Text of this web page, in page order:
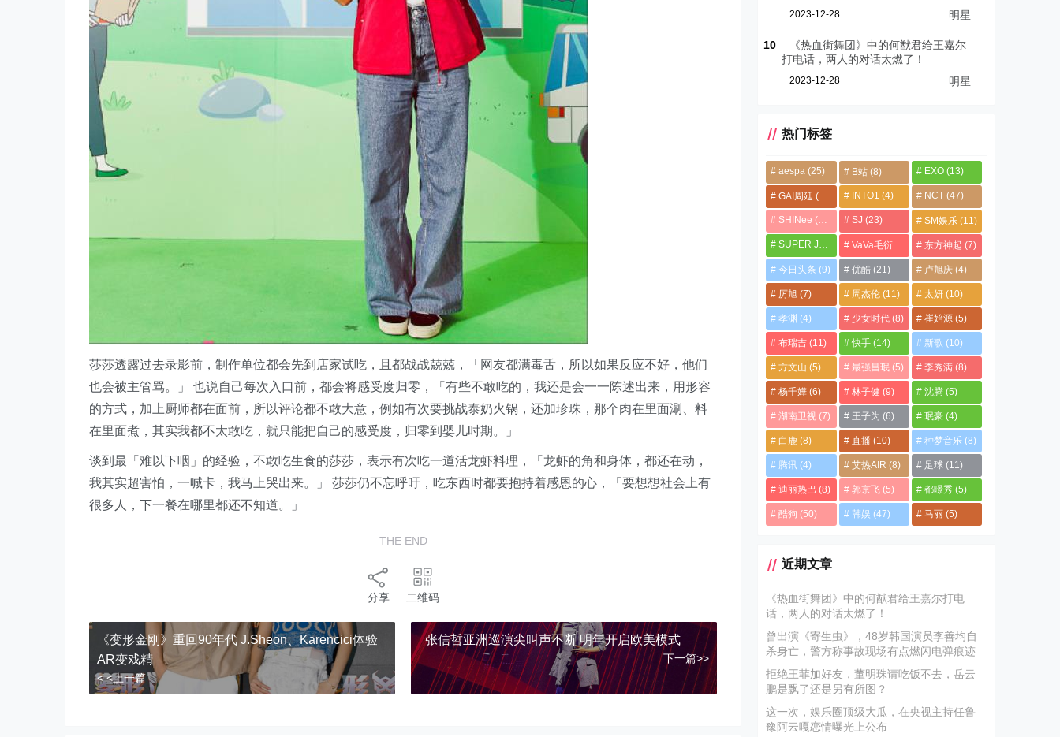
莎莎透露过去录影前，制作单位都会先到店家试吃，且都战战兢兢，「网友都满毒舌，所以如果反应不好，他们
也会被主管骂。」 也说自己每次入口前，都会将感受度归零，「有些不敢吃的，我还是会一一陈述出来，用形容
的方式，加上厨师都在面前，所以评论都不敢大意，例如有次要挑战泰奶火锅，还加珍珠，那个肉在里面涮、料
在里面煮，其实我都不太敢吃，就只能把自己的感受度，归零到婴儿时期。」
谈到最「难以下咽」的经验，不敢吃生食的莎莎，表示有次吃一道活龙虾料理，「龙虾的角和身体，都还在动，
我其实超害怕，一喊卡，我马上哭出来。」 莎莎仍不忘呼吁，吃东西时都要抱持着感恩的心，「要想想社会上有
很多人，下一餐在哪里都还不知道。」
THE END
分享 二维码
《变形金刚》重回90年代 J.Sheon、Karencici体验
AR变戏精
< <上一篇
张信哲亚洲巡演尖叫声不断 明年开启欧美模式
下一篇>>
2023-12-28 明星
10
《热血街舞团》中的何猷君给王嘉尔
打电话，两人的对话太燃了！
2023-12-28 明星
热门标签
aespa (25) B站(8) EXO(13)
GAI周延 (21) INTO1 (4) NCT(47)
SHINee (13) SJ (23) SM娱乐(11)
SUPER JUNIOR (4)
VaVa毛衍七 东方神起 (7)
今日头条 (9) 优酷(21) 卢旭庆(4)
厉旭 (7) 周杰伦(11) 太妍(10)
孝渊 (4) 少女时代(8) 崔始源(5)
布瑞吉 (11) 快手(14) 新歌 (10)
方文山 (5) 最强昌珉(5) 李秀满(8)
杨千嬅 (6) 林子健 (9) 沈腾(5)
湖南卫视 (7) 王子为 (6) 珉豪(4)
白鹿 (8) 直播(10) 种梦音乐(8)
腾讯 (4) 艾热AIR (8) 足球(11)
迪丽热巴 (8) 郭京飞(5) 都暻秀(5)
酷狗 (50) 韩娱 (47) 马丽(5)
近期文章
《热血街舞团》中的何猷君给王嘉尔打电
话，两人的对话太燃了！
曾出演《寄生虫》，48岁韩国演员李善均自
杀身亡，警方称事故现场有点燃闪电弹痕迹
拒绝王菲加好友，董明珠请吃饭不去，岳云
鹏是飘了还是另有所图？
这一次，娱乐圈顶级大瓜，在央视主持任鲁
豫阿云嘎恋情曝光上公布